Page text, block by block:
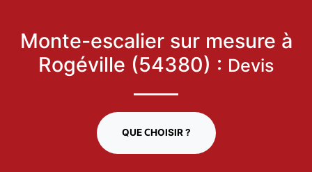
Monte-escalier sur mesure à
Rogéville (54380) : Devis
QUE CHOISIR ?